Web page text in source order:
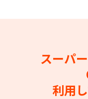
スーパ
利用